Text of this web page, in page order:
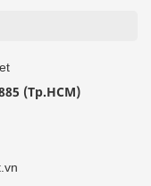
(Tp.HCM)